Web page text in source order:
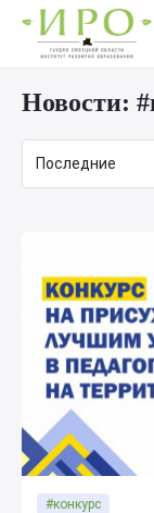
Новости:
Последние
#конкурс